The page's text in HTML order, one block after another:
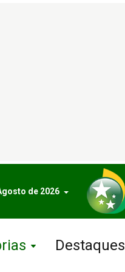
de 2026
Destaques